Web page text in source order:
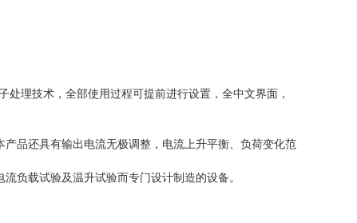
理技术，全部使用过程可提前进行设置，全中文界面，
品还具有输出电流无极调整，电流上升平衡、负荷变化范
负载试验及温升试验而专门设计制造的设备。